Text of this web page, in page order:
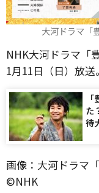
大河ドラマ「
NHK大河ドラマ「
1月11日（日）放送。
た
待
画像：大河ドラマ
©️NHK